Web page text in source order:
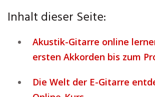
Inhalt dieser Seite:
Akustik-Gitarre online
ersten Akkorden bis zum
Die Welt der E-Gitarre